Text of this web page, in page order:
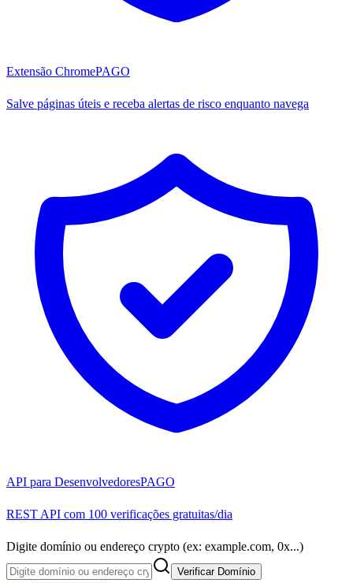
Extensão ChromePAGO
Salve páginas úteis e receba alertas de risco enquanto navega
API para DesenvolvedoresPAGO
REST API com 100 verificações gratuitas/dia
Digite domínio ou endereço crypto (ex: example.com, 0x...)
Verificar Domínio